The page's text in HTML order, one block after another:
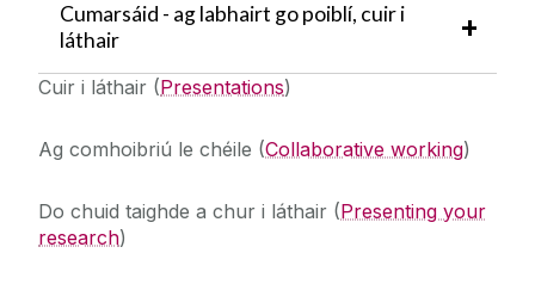
Cumarsáid - ag labhairt go poiblí, cuir i
láthair
Cuir i láthair (Presentations)
Ag comhoibriú le chéile (Collaborative working)
Do chuid taighde a chur i láthair (Presenting your
research)